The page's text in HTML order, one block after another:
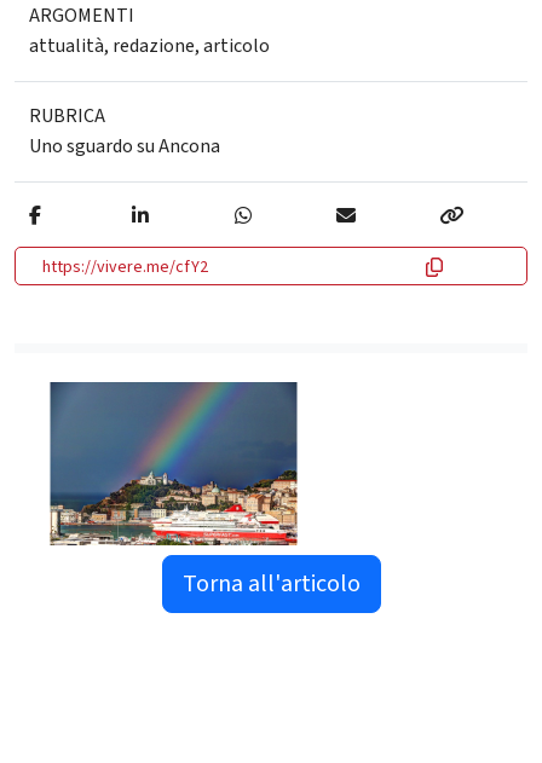
ARGOMENTI
attualità, redazione,articolo
RUBRICA
Uno sguardo su Ancona
https://vivere.me/cfY2
Torna all'articolo